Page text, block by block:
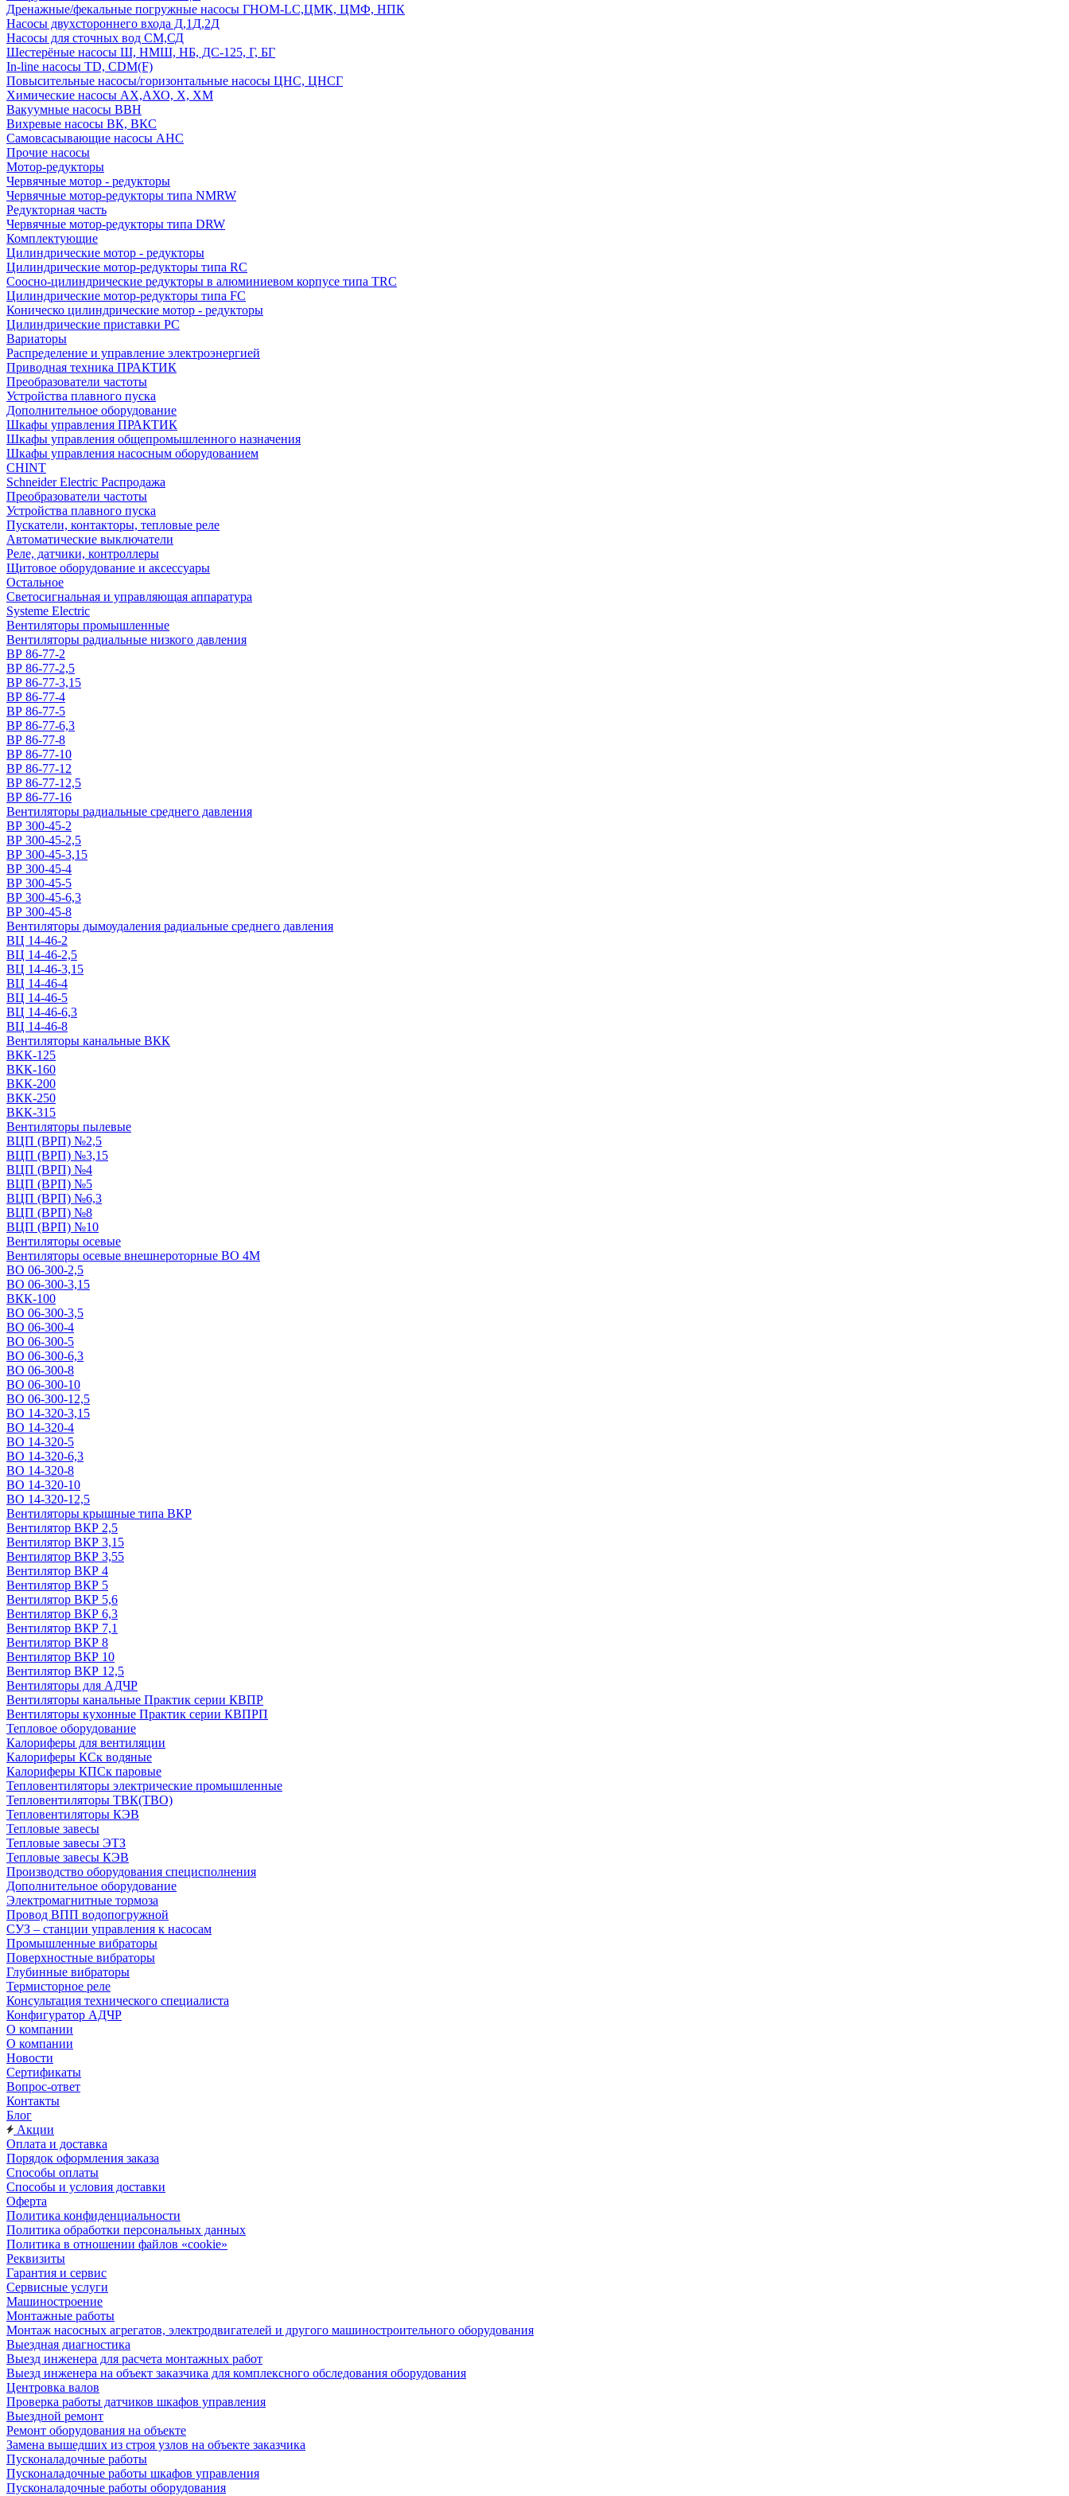
Дренажные/фекальные погружные насосы ГНОМ-LC,ЦМК, ЦМФ, НПК
Насосы двухстороннего входа Д,1Д,2Д
Насосы для сточных вод СМ,СД
Шестерёные насосы Ш, НМШ, НБ, ДС-125, Г, БГ
In-line насосы TD, CDM(F)
Повысительные насосы/горизонтальные насосы ЦНС, ЦНСГ
Химические насосы АХ,АХО, Х, ХМ
Вакуумные насосы ВВН
Вихревые насосы ВК, ВКС
Самовсасывающие насосы АНС
Прочие насосы
Мотор-редукторы
Червячные мотор - редукторы
Червячные мотор-редукторы типа NMRW
Редукторная часть
Червячные мотор-редукторы типа DRW
Комплектующие
Цилиндрические мотор - редукторы
Цилиндрические мотор-редукторы типа RC
Соосно-цилиндрические редукторы в алюминиевом корпусе типа TRC
Цилиндрические мотор-редукторы типа FC
Коническо цилиндрические мотор - редукторы
Цилиндрические приставки PC
Вариаторы
Распределение и управление электроэнергией
Приводная техника ПРАКТИК
Преобразователи частоты
Устройства плавного пуска
Дополнительное оборудование
Шкафы управления ПРАКТИК
Шкафы управления общепромышленного назначения
Шкафы управления насосным оборудованием
CHINT
Schneider Electric Распродажа
Преобразователи частоты
Устройства плавного пуска
Пускатели, контакторы, тепловые реле
Автоматические выключатели
Реле, датчики, контроллеры
Щитовое оборудование и аксессуары
Остальное
Светосигнальная и управляющая аппаратура
Systeme Electric
Вентиляторы промышленные
Вентиляторы радиальные низкого давления
ВР 86-77-2
ВР 86-77-2,5
ВР 86-77-3,15
ВР 86-77-4
ВР 86-77-5
ВР 86-77-6,3
ВР 86-77-8
ВР 86-77-10
ВР 86-77-12
ВР 86-77-12,5
ВР 86-77-16
Вентиляторы радиальные среднего давления
ВР 300-45-2
ВР 300-45-2,5
ВР 300-45-3,15
ВР 300-45-4
ВР 300-45-5
ВР 300-45-6,3
ВР 300-45-8
Вентиляторы дымоудаления радиальные среднего давления
ВЦ 14-46-2
ВЦ 14-46-2,5
ВЦ 14-46-3,15
ВЦ 14-46-4
ВЦ 14-46-5
ВЦ 14-46-6,3
ВЦ 14-46-8
Вентиляторы канальные ВКК
ВКК-125
ВКК-160
ВКК-200
ВКК-250
ВКК-315
Вентиляторы пылевые
ВЦП (ВРП) №2,5
ВЦП (ВРП) №3,15
ВЦП (ВРП) №4
ВЦП (ВРП) №5
ВЦП (ВРП) №6,3
ВЦП (ВРП) №8
ВЦП (ВРП) №10
Вентиляторы осевые
Вентиляторы осевые внешнероторные ВО 4М
ВО 06-300-2,5
ВО 06-300-3,15
ВКК-100
ВО 06-300-3,5
ВО 06-300-4
ВО 06-300-5
ВО 06-300-6,3
ВО 06-300-8
ВО 06-300-10
ВО 06-300-12,5
ВО 14-320-3,15
ВО 14-320-4
ВО 14-320-5
ВО 14-320-6,3
ВО 14-320-8
ВО 14-320-10
ВО 14-320-12,5
Вентиляторы крышные типа ВКР
Вентилятор ВКР 2,5
Вентилятор ВКР 3,15
Вентилятор ВКР 3,55
Вентилятор ВКР 4
Вентилятор ВКР 5
Вентилятор ВКР 5,6
Вентилятор ВКР 6,3
Вентилятор ВКР 7,1
Вентилятор ВКР 8
Вентилятор ВКР 10
Вентилятор ВКР 12,5
Вентиляторы для АДЧР
Вентиляторы канальные Практик серии КВПР
Вентиляторы кухонные Практик серии КВПРП
Тепловое оборудование
Калориферы для вентиляции
Калориферы КСк водяные
Калориферы КПСк паровые
Тепловентиляторы электрические промышленные
Тепловентиляторы ТВК(ТВО)
Тепловентиляторы КЭВ
Тепловые завесы
Тепловые завесы ЭТЗ
Тепловые завесы КЭВ
Производство оборудования специсполнения
Дополнительное оборудование
Электромагнитные тормоза
Провод ВПП водопогружной
СУЗ – станции управления к насосам
Промышленные вибраторы
Поверхностные вибраторы
Глубинные вибраторы
Термисторное реле
Консультация технического специалиста
Конфигуратор АДЧР
О компании
О компании
Новости
Сертификаты
Вопрос-ответ
Контакты
Блог
Акции
Оплата и доставка
Порядок оформления заказа
Способы оплаты
Способы и условия доставки
Оферта
Политика конфиденциальности
Политика обработки персональных данных
Политика в отношении файлов «cookie»
Реквизиты
Гарантия и сервис
Сервисные услуги
Машиностроение
Монтажные работы
Монтаж насосных агрегатов, электродвигателей и другого машиностроительного оборудования
Выездная диагностика
Выезд инженера для расчета монтажных работ
Выезд инженера на объект заказчика для комплексного обследования оборудования
Центровка валов
Проверка работы датчиков шкафов управления
Выездной ремонт
Ремонт оборудования на объекте
Замена вышедших из строя узлов на объекте заказчика
Пусконаладочные работы
Пусконаладочные работы шкафов управления
Пусконаладочные работы оборудования